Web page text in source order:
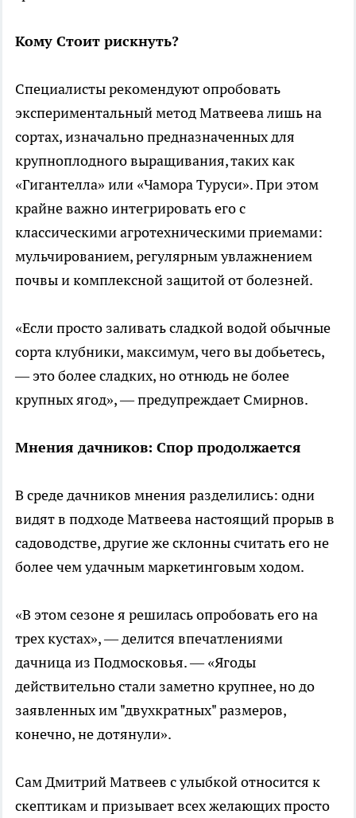
Кому Стоит рискнуть?
Специалисты рекомендуют опробовать
экспериментальный метод Матвеева лишь на
сортах, изначально предназначенных для
крупноплодного выращивания, таких как
«Гигантелла» или «Чамора Туруси». При этом
крайне важно интегрировать его с
классическими агротехническими приемами:
мульчированием, регулярным увлажнением
почвы и комплексной защитой от болезней.
«Если просто заливать сладкой водой обычные
сорта клубники, максимум, чего вы добьетесь,
— это более сладких, но отнюдь не более
крупных ягод», — предупреждает Смирнов.
Мнения дачников: Спор продолжается
В среде дачников мнения разделились: одни
видят в подходе Матвеева настоящий прорыв в
садоводстве, другие же склонны считать его не
более чем удачным маркетинговым ходом.
«В этом сезоне я решилась опробовать его на
трех кустах», — делится впечатлениями
дачница из Подмосковья. — «Ягоды
действительно стали заметно крупнее, но до
заявленных им "двухкратных" размеров,
конечно, не дотянули».
Сам Дмитрий Матвеев с улыбкой относится к
скептикам и призывает всех желающих просто